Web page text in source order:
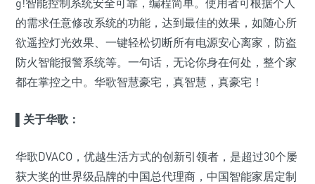
g!智能控制系统安全可靠，编程简单。使用者可根据个人
的需求任意修改系统的功能，达到最佳的效果，如随心所
欲遥控灯光效果、一键轻松切断所有电源安心离家，防盗
防火智能报警系统等。一句话，无论你身在何处，整个家
都在掌控之中。华歌智慧豪宅，真智慧，真豪宅！
▌关于华歌：
华歌DVACO，优越生活方式的创新引领者，是超过30个屡
获大奖的世界级品牌的中国总代理商，中国智能家居定制